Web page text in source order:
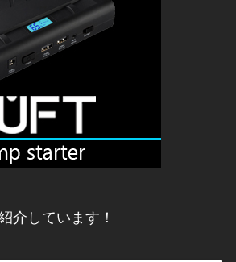
介しています！